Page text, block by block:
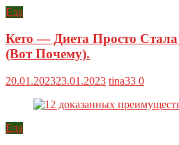
Еда
Кето — Диета Просто
(Вот Почему).
20.01.202323.01.2023 tina33 0
Еда